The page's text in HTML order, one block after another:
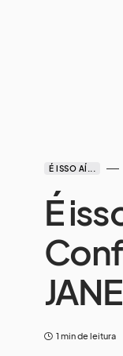
É ISSO AÍ...
É
1 min de leitura